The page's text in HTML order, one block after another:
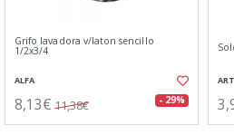
Grifo lavadora v/laton sencillo
1/2x3/4
ALFA
8,13€ 11,38€ - 29%